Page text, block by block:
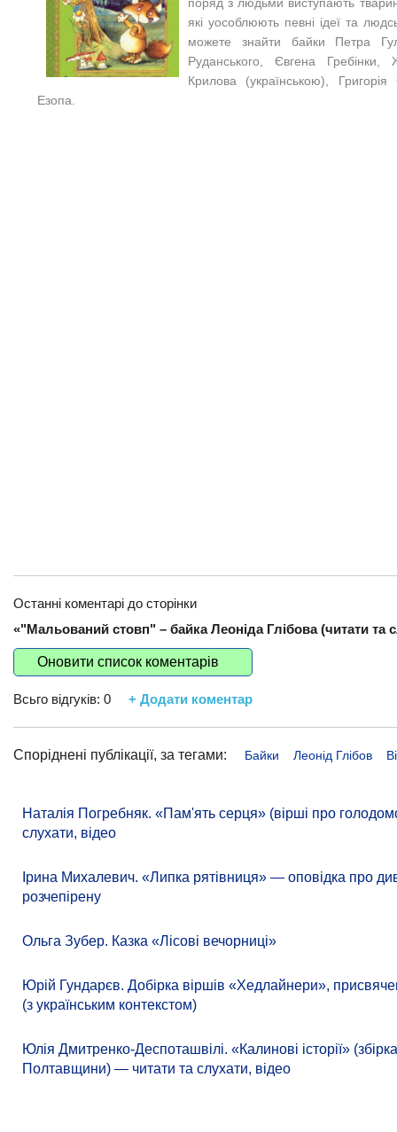
поряд з людьми виступають
які уособлюють певні ідеї та
можете знайти байки Петра
Руданського, Євгена
Крилова (українською),
Езопа.
Останні коментарі до сторінки
«"Мальований стовп" – байка Леоніда Глібова (читати та
Оновити список коментарів
Всьго відгуків: 0 + Додати коментар
Споріднені публікації, за тегами: Байки Леонід Глібов
Наталія Погребняк. «Пам'ять серця» (вірші про
слухати, відео
Ірина Михалевич. «Липка рятівниця» — оповідка про
розчепірену
Ольга Зубер. Казка «Лісові вечорниці»
Юрій Гундарєв. Добірка віршів «Хедлайнери»,
(з українським контекстом)
Юлія Дмитренко-Деспоташвілі. «Калинові історії»
Полтавщини) — читати та слухати, відео